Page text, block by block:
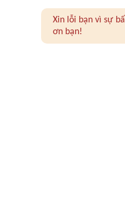
Xin lỗi bạn vì sự
ơn bạn!